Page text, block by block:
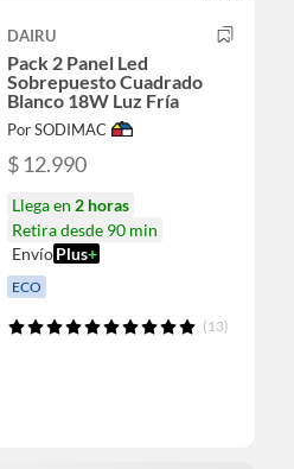
DAIRU
Pack 2 Panel Led
Sobrepuesto Cuadrado
Blanco 18W Luz Fría
Por SODIMAC
$ 12.990
Llega en 2 horas
Retira desde 90 min
EnvíoPlus+
ECO
(13)